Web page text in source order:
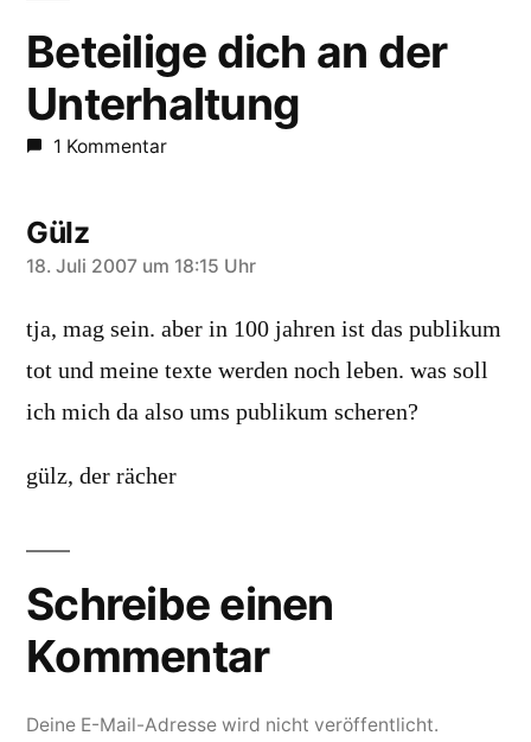
Beteilige dich an der
Unterhaltung
1 Kommentar
Gülz
schreibt:
18. Juli 2007 um 18:15 Uhr
tja, mag sein. aber in 100 jahren ist das publikum
tot und meine texte werden noch leben. was soll
ich mich da also ums publikum scheren?
gülz, der rächer
Schreibe einen
Kommentar
Deine E-Mail-Adresse wird nicht veröffentlicht.